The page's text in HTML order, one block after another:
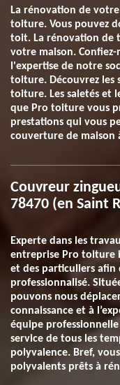
La rénovation de
toiture. Vous pouvez
toit. La rénovation de
votre maison.
l'expertise de notre
toiture. Découvrez les
toiture. Les saletés et
que Pro toiture vous
prestations qui vous
couverture de maison
Couvreur
78470 (en Saint
Experte dans les
entreprise Pro toiture
et des particuliers afin
professionnalisé.
pouvons nous
connaissance et à
équipe
service de tous les
polyvalence. Bref,
polyvalents prêts à